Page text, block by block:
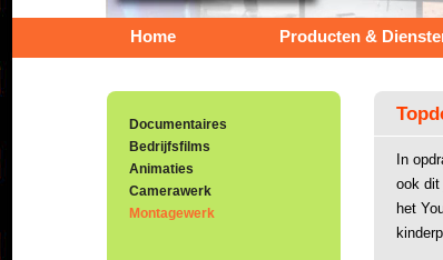
Home Producten &
Documentaires
Bedrijfsfilms
Animaties
Camerawerk
Montagewerk
In
ook dit
het